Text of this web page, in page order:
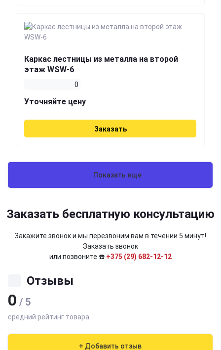
Каркас лестницы из металла на второй
этаж WSW-6
0
Уточняйте цену
Заказать
Показать еще
Заказать бесплатную консультацию
Закажите звонок и мы перезвоним вам в течении 5 минут!
Заказать звонок
или позвоните ☎️ +375 (29) 682-12-12
Отзывы
0 / 5
средний рейтинг товара
+ Добавить отзыв